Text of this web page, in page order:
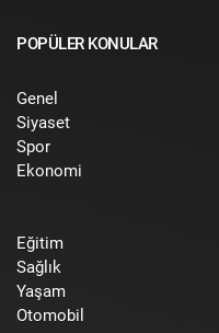
POPÜLER KONULAR
Genel
Siyaset
Spor
Ekonomi
Eğitim
Sağlık
Yaşam
Otomobil